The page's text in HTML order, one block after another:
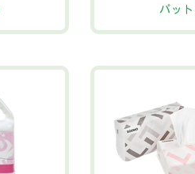
パット